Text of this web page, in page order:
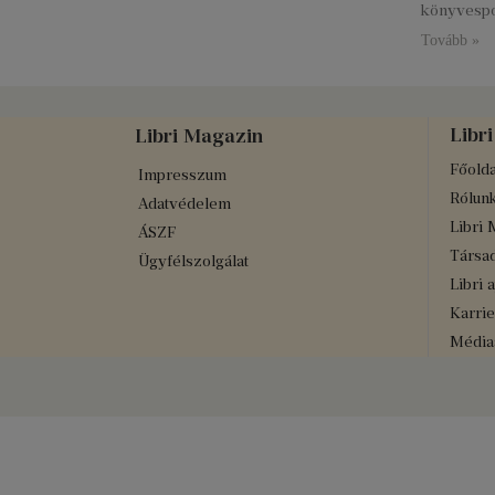
Tovább »
Libri Magazin
Impresszum
Adatvédelem
ÁSZF
Ügyfélszolgálat
Libri
Libri
Libri